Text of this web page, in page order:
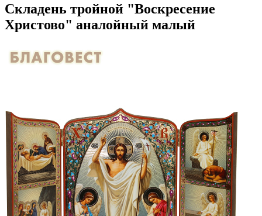
Складень тройной "Воскресение
Христово" аналойный малый